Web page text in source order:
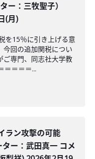
ー：三牧聖子）
(月)
を15％に引き上げる意
今回の追加関税につい
ご専門、同志社大学教
＝＝＝＝...
ラン攻撃の可能
ー：武田真一 コメ